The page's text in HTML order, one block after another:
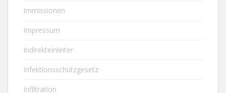
Immissionen
Impressum
Indirekteinleiter
Infektionsschutzgesetz
Infiltration